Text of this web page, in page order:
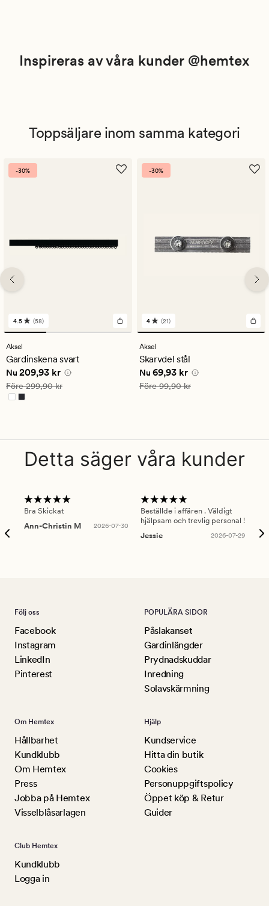
Inspireras av våra kunder @hemtex
Toppsäljare inom samma kategori
-30%
58
omdömen
med
ett
genomsnittligt
betyg
på
4.5
4.5 (58)
Aksel
Gardinskena svart
Nuvarande pris
Nu 209,93 kr
Ordinarie pris 299,90 kr
Före299,90 kr
-30%
21
omdömen
med
ett
genomsnittligt
betyg
på
4
4 (21)
Aksel
Skarvdel stål
Nuvarande pris
Nu 69,93 kr
Ordinarie pris
Före99,90 kr
Detta säger våra kunder
Bra Skickat
Ann-Christin M
2026-07-30
Beställde i affären . Väldigt
hjälpsam och trevlig personal !
Jessie
2026-07-29
Följ oss
Facebook
Instagram
LinkedIn
Pinterest
POPULÄRA SIDOR
Påslakanset
Gardinlängder
Prydnadskuddar
Inredning
Solavskärmning
Om Hemtex
Hållbarhet
Kundklubb
Om Hemtex
Press
Jobba på Hemtex
Visselblåsarlagen
Hjälp
Kundservice
Hitta din butik
Cookies
Personuppgiftspolicy
Öppet köp & Retur
Guider
Club Hemtex
Kundklubb
Logga in